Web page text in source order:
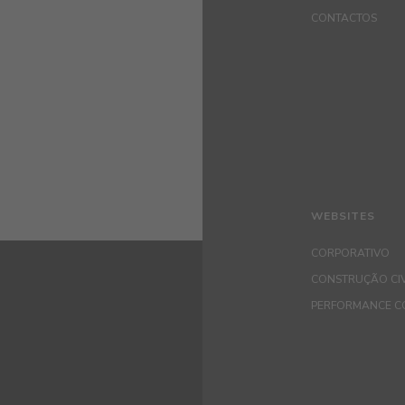
CONTACTOS
WEBSITES
CORPORATIVO
CONSTRUÇÃO
PERFORMANCE